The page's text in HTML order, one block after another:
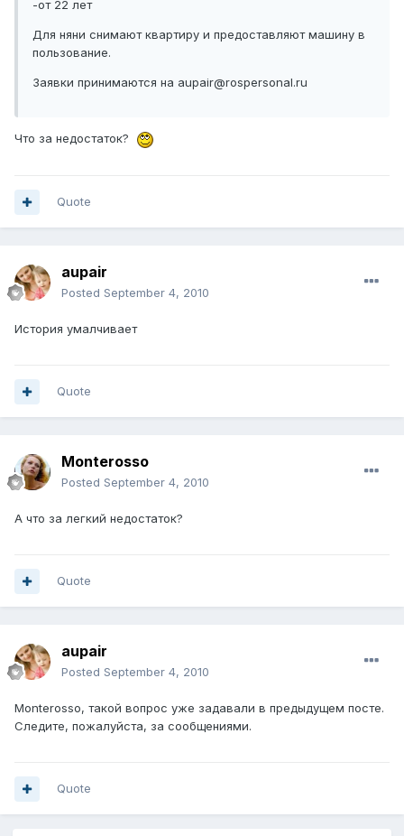
-от 22 лет
Для няни снимают квартиру и предоставляют машину в
пользование.
Заявки принимаются на aupair@rospersonal.ru
Что за недостаток?
Quote
aupair
Posted September 4, 2010
История умалчивает
Quote
Monterosso
Posted September 4, 2010
А что за легкий недостаток?
Quote
aupair
Posted September 4, 2010
Monterosso, такой вопрос уже задавали в предыдущем посте.
Следите, пожалуйста, за сообщениями.
Quote